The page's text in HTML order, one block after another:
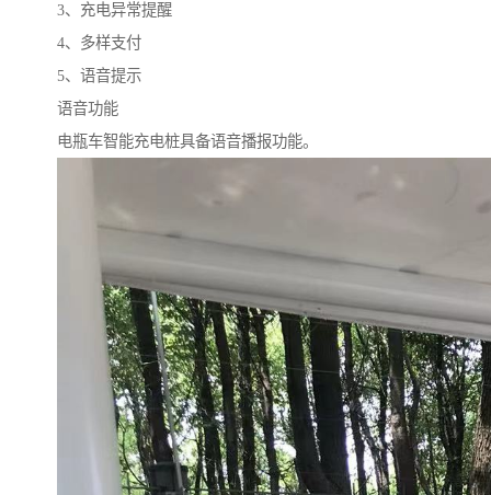
3、充电异常提醒
4、多样支付
5、语音提示
语音功能
电瓶车智能充电桩具备语音播报功能。